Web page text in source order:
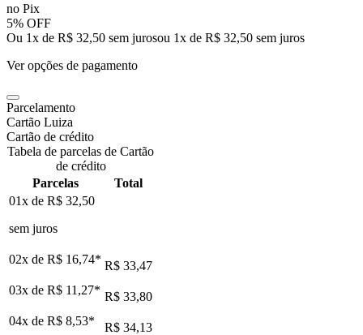
no Pix
5% OFF
Ou 1x de R$ 32,50 sem jurosou 1x de R$ 32,50 sem juros
Ver opções de pagamento
Parcelamento
Cartão Luiza
Cartão de crédito
Tabela de parcelas de Cartão
de crédito
Parcelas
Total
01x de R$ 32,50
sem juros
02x de R$ 16,74* R$ 33,47
03x de R$ 11,27* R$ 33,80
04x de R$ 8,53*
R$ 34,13